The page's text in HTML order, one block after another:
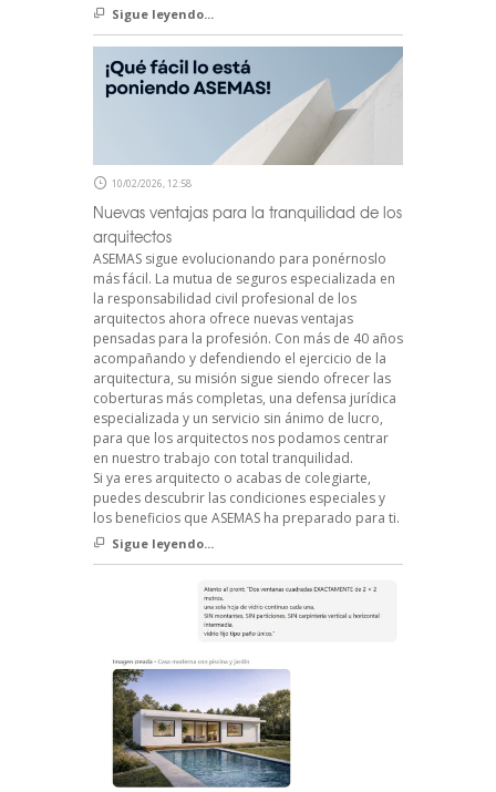
Sigue leyendo...
10/02/2026, 12:58
Nuevas ventajas para la tranquilidad de los
arquitectos
ASEMAS sigue evolucionando para ponérnoslo
más fácil. La mutua de seguros especializada en
la responsabilidad civil profesional de los
arquitectos ahora ofrece nuevas ventajas
pensadas para la profesión. Con más de 40 años
acompañando y defendiendo el ejercicio de la
arquitectura, su misión sigue siendo ofrecer las
coberturas más completas, una defensa jurídica
especializada y un servicio sin ánimo de lucro,
para que los arquitectos nos podamos centrar
en nuestro trabajo con total tranquilidad.
Si ya eres arquitecto o acabas de colegiarte,
puedes descubrir las condiciones especiales y
los beneficios que ASEMAS ha preparado para ti.
Sigue leyendo...